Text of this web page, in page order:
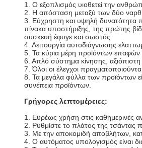
1. Ο εξοπλισμός υιοθετεί την
2. Η απόσταση μεταξύ των δύο
3. Εύχρηστη και υψηλή δυνατότητα
πίνακα υποστήριξης, της πρώτης
συσκευή έφυγε και σωστός
4. Λειτουργία αυτοδιάγνωσης
5. Τα κύρια μέρη προϊόντων επαφών
6. Απλό σύστημα κίνησης, αξιόπιστη
7. Όλοι οι έλεγχοι
8. Τα μεγάλα φύλλα των προϊόντων
συνέπεια προϊόντων.
Γρήγορες λεπτομέρειες:
1. Ευρέως χρήση στις καθημερινές
2. Ρυθμίστε το πλάτος της
3. Με την αποκομιδή αποβλήτων,
4. Ο αυτόματος υπολογισμός είναι